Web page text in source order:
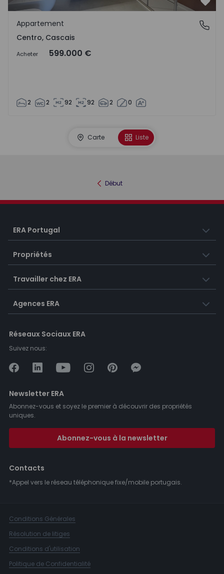
Centro, Cascais
Appartement
Centro, Cascais
Acheter 599.000 €
2 2 92 92 2 0
Carte Liste
Début
ERA Portugal
Propriétés
Travailler chez ERA
Agences ERA
Réseaux Sociaux ERA
Suivez nous:
Newsletter ERA
Abonnez-vous et soyez le premier à découvrir des propriétés
uniques.
Abonnez-vous à la newsletter
Contacts
*Appel vers le réseau téléphonique fixe/mobile portugais.
Conditions Générales
Résolution de litiges
Conditions d'utilisation
Politique de Confidentialité